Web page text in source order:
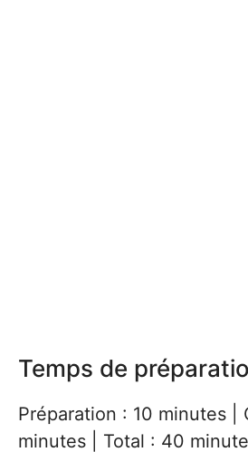
Temps de
Préparation : 10 minutes |
minutes | Total : 40